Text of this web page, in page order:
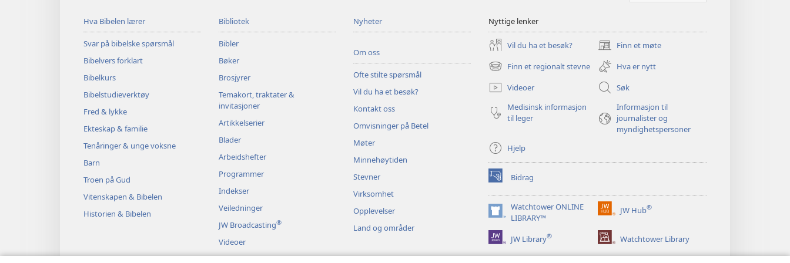
Hva Bibelen lærer
Svar på bibelske spørsmål
Bibelvers forklart
Bibelkurs
Bibelstudieverktøy
Fred & lykke
Ekteskap & familie
Tenåringer & unge voksne
Barn
Troen på Gud
Vitenskapen & Bibelen
Historien & Bibelen
Bibliotek
Bibler
Bøker
Brosjyrer
Temakort, traktater &
invitasjoner
Artikkelserier
Blader
Arbeidshefter
Programmer
Indekser
Veiledninger
JW Broadcasting®
Videoer
Musikk
Nyheter
Om oss
Ofte stilte spørsmål
Vil du ha et besøk?
Kontakt oss
Omvisninger på Betel
Møter
Minnehøytiden
Stevner
Virksomhet
Opplevelser
Land og områder
Nyttige lenker
Vil du ha et besøk? Finn et møte
(åpner
nytt
vindu)
Finn et regionalt stevne
(åpner
nytt
vindu)
Hva er nytt
Videoer
Søk
Medisinsk informasjon
til leger
Informasjon til
journalister og
myndighetspersoner
Hjelp
Bidrag
(åpner
nytt
vindu) Watchtower ONLINE
LIBRARY™
(åpner
nytt
vindu)
JW Hub®
(åpner
vindu)
JW Library® Watchtower Library